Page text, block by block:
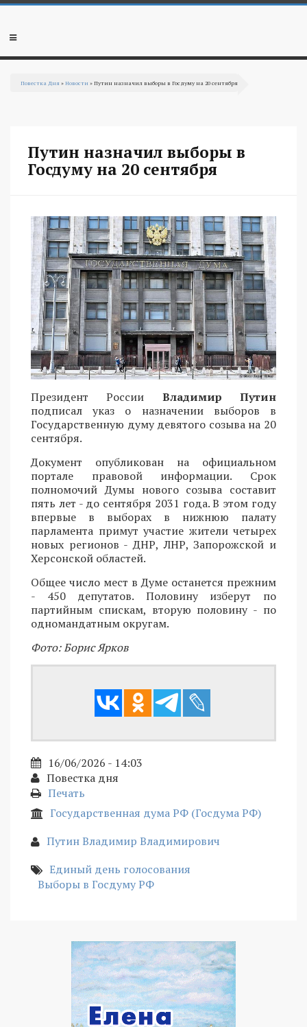
Перейти к основному содержанию
Мобильное
Повестка Дня »Новости » Путин назначил выборы в Госдуму на 20 сентября
Путин назначил выборы в
Госдуму на 20 сентября
Президент России Владимир Путин
подписал указ о назначении выборов в
Государственную думу девятого созыва на 20
сентября.
Документ опубликован на официальном
портале правовой информации. Срок
полномочий Думы нового созыва составит
пять лет - до сентября 2031 года. В этом году
впервые в выборах в нижнюю палату
парламента примут участие жители четырех
новых регионов - ДНР, ЛНР, Запорожской и
Херсонской областей.
Общее число мест в Думе останется прежним
- 450 депутатов. Половину изберут по
партийным спискам, вторую половину - по
одномандатным округам.
Фото: Борис Ярков
16/06/2026 - 14:03
Повестка дня
Печать
Государственная дума РФ (Госдума РФ)
Путин Владимир Владимирович
Единый день голосования
Выборы в Госдуму РФ